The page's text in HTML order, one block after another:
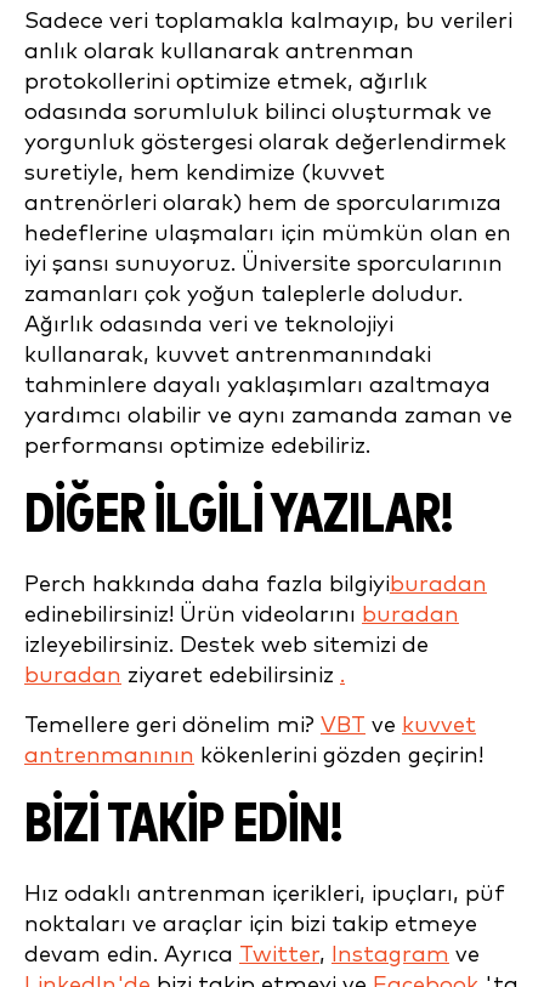
Sadece veri toplamakla kalmayıp, bu verileri
anlık olarak kullanarak antrenman
protokollerini optimize etmek, ağırlık
odasında sorumluluk bilinci oluşturmak ve
yorgunluk göstergesi olarak değerlendirmek
suretiyle, hem kendimize (kuvvet
antrenörleri olarak) hem de sporcularımıza
hedeflerine ulaşmaları için mümkün olan en
iyi şansı sunuyoruz. Üniversite sporcularının
zamanları çok yoğun taleplerle doludur.
Ağırlık odasında veri ve teknolojiyi
kullanarak, kuvvet antrenmanındaki
tahminlere dayalı yaklaşımları azaltmaya
yardımcı olabilir ve aynı zamanda zaman ve
performansı optimize edebiliriz.
DİĞER İLGİLİ YAZILAR!
Perch hakkında daha fazla bilgiyiburadan
edinebilirsiniz! Ürün videolarını buradan
izleyebilirsiniz. Destek web sitemizi de
buradan ziyaret edebilirsiniz .
Temellere geri dönelim mi? VBT ve kuvvet
antrenmanının kökenlerini gözden geçirin!
BİZİ TAKİP EDİN!
Hız odaklı antrenman içerikleri, ipuçları, püf
noktaları ve araçlar için bizi takip etmeye
devam edin. Ayrıca Twitter, Instagram ve